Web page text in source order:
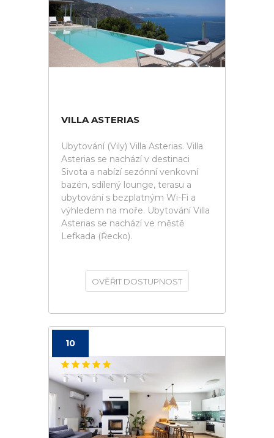
VILLA ASTERIAS
Ubytování (Vily) Villa Asterias. Villa
Asterias se nachází v destinaci
Sivota a nabízí sezónní venkovní
bazén, sdílený lounge, terasu a
ubytování s bezplatným Wi-Fi a
výhledem na moře. Ubytování Villa
Asterias se nachází ve městě
Lefkada (Řecko).
OVĚŘIT DOSTUPNOST
10